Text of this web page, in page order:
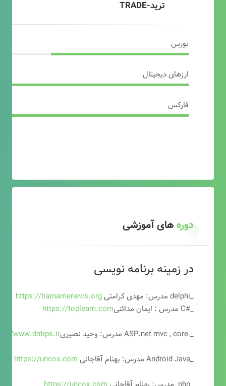
ترید-TRADE
بورس
ارزهای دیجیتال
فارکس
دورههای آموزشی
در زمینه برنامه نویسی
_delphi مدرس: مهدی کرامتی
https://barnamenevis.org
_#C مدرس : ایمان مدائنی
https://toplearn.com
_ ASP.net mvc , core مدرس: وحید نصیری
www.dntips.ir
_Android Java مدرس: بهنام آقاجانی
https://uncox.com